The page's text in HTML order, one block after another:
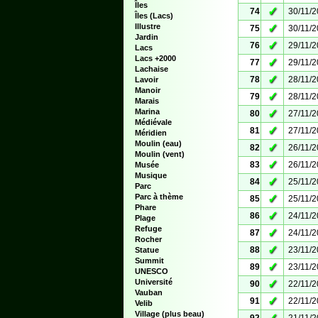
Îles
Îles (Lacs)
Illustre
Jardin
Lacs
Lacs +2000
Lachaise
Lavoir
Manoir
Marais
Marina
Médiévale
Méridien
Moulin (eau)
Moulin (vent)
Musée
Musique
Parc
Parc à thème
Phare
Plage
Refuge
Rocher
Statue
Summit
UNESCO
Université
Vauban
Velib
Village (plus beau)
74 ✓
30/11/
75
✓
30/11/
76
✓
29/11/
77
✓
29/11/
78
✓
28/11/
79
✓
28/11/
80
✓
27/11/
81
✓
27/11/
82
✓
26/11/
83
✓
26/11/
84
✓
25/11/
85
✓
25/11/
86
✓
24/11/
87
✓
24/11/
88
✓
23/11/
89
✓
23/11/
90
✓
22/11/
91
✓
22/11/